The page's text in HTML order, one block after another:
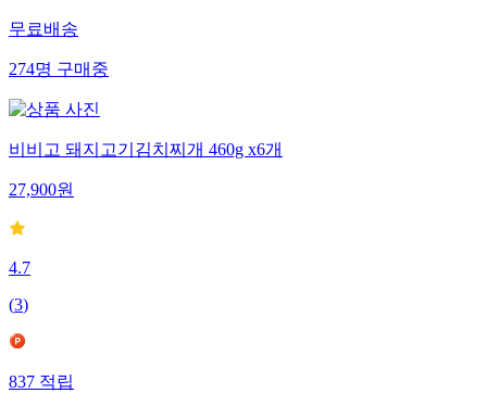
무료배송
274명 구매중
비비고 돼지고기김치찌개 460g x6개
27,900원
4.7
(3)
837 적립